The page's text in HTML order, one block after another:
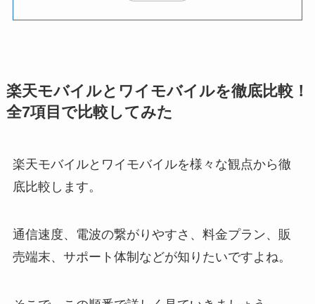
楽天モバイルとワイモバイルを徹底比較！
全7項目で比較してみた
楽天モバイルとワイモバイルを様々な観点から徹
底比較します。
通信速度、電波の繋がりやすさ、料金プラン、販
売端末、サポート体制などが知りたいですよね。